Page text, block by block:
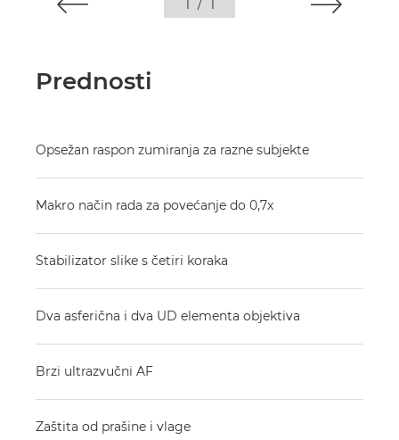
1 / 1
Prednosti
Opsežan raspon zumiranja za razne subjekte
Makro način rada za povećanje do 0,7x
Stabilizator slike s četiri koraka
Dva asferična i dva UD elementa objektiva
Brzi ultrazvučni AF
Zaštita od prašine i vlage